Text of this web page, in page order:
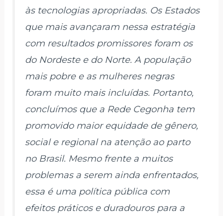
às tecnologias apropriadas. Os Estados
que mais avançaram nessa estratégia
com resultados promissores foram os
do Nordeste e do Norte. A população
mais pobre e as mulheres negras
foram muito mais incluídas. Portanto,
concluímos que a Rede Cegonha tem
promovido maior equidade de gênero,
social e regional na atenção ao parto
no Brasil. Mesmo frente a muitos
problemas a serem ainda enfrentados,
essa é uma política pública com
efeitos práticos e duradouros para a